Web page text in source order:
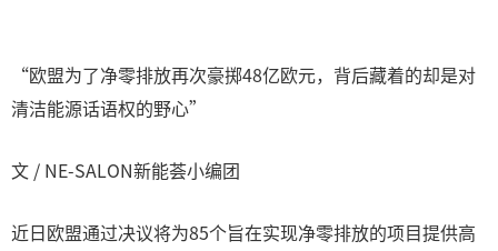
“欧盟为了净零排放再次豪掷48亿欧元，背后藏着的却是对
清洁能源话语权的野心”
文 / NE-SALON新能荟小编团
近日欧盟通过决议将为85个旨在实现净零排放的项目提供高